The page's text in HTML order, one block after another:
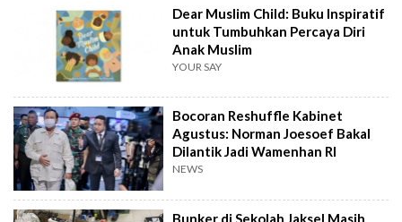
Dear Muslim Child: Buku Inspiratif
untuk Tumbuhkan Percaya Diri
Anak Muslim
YOUR SAY
Bocoran Reshuffle Kabinet
Agustus: Norman Joesoef Bakal
Dilantik Jadi Wamenhan RI
NEWS
Bunker di Sekolah Jaksel Masih